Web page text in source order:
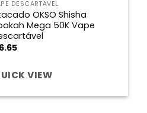
DESCARTÁVEL
OKSO Shisha
Mega 50K Vape
6.65
VIEW